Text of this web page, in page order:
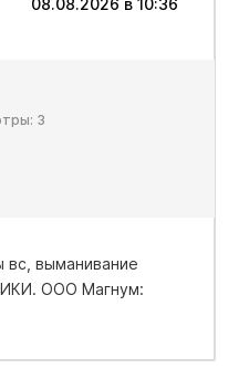
3
вс, выманивание
ООО Магнум: